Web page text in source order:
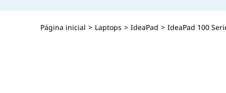
r
Página inicial > Laptops > IdeaPad > IdeaPad 100